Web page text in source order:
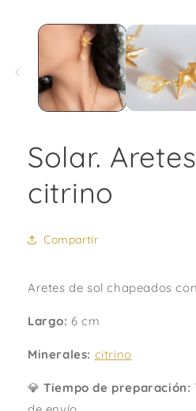
multimedia
ventana
modal
Solar.
citrino
Compartir
Aretes de sol chapeados
Largo: 6 cm
Minerales: citrino
💎Tiempo de preparación: